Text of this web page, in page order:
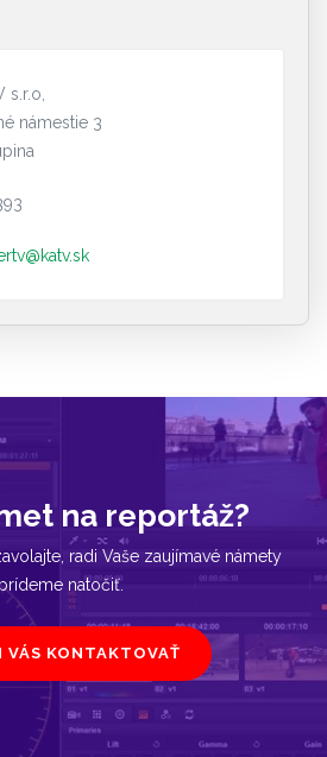
s.r.o,
námestie 3
na reportáž?
radi Vaše zaujímavé námety
natočiť.
VÁS KONTAKTOVAŤ